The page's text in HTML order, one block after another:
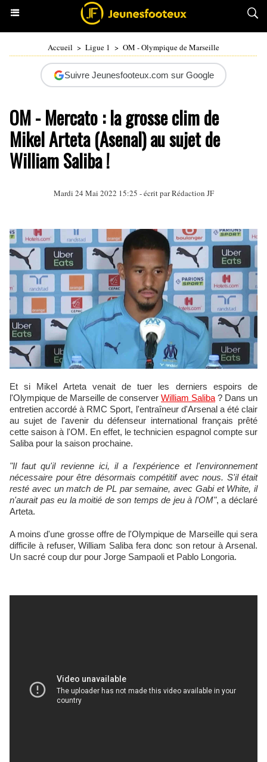
Accueil > Ligue 1 > OM - Olympique de Marseille
Suivre Jeunesfooteux.com sur Google
OM - Mercato : la grosse clim de
Mikel Arteta (Asenal) au sujet de
William Saliba !
Mardi 24 Mai 2022 15:25 - écrit par Rédaction JF
Et si Mikel Arteta venait de tuer les derniers espoirs de
l'Olympique de Marseille de conserver William Saliba ? Dans un
entretien accordé à RMC Sport, l'entraîneur d'Arsenal a été clair
au sujet de l'avenir du défenseur international français prêté
cette saison à l'OM. En effet, le technicien espagnol compte sur
Saliba pour la saison prochaine.
"Il faut qu'il revienne ici, il a l'expérience et l'environnement
nécessaire pour être désormais compétitif avec nous. S'il était
resté avec un match de PL par semaine, avec Gabi et White, il
n'aurait pas eu la moitié de son temps de jeu à l'OM", a déclaré
Arteta.
A moins d'une grosse offre de l'Olympique de Marseille qui sera
difficile à refuser, William Saliba fera donc son retour à Arsenal.
Un sacré coup dur pour Jorge Sampaoli et Pablo Longoria.